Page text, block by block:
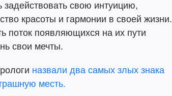
свою интуицию,
красоты и гармонии в своей жизни.
поток появляющихся на их пути
свои мечты.
назвали два самых злых знака
месть.